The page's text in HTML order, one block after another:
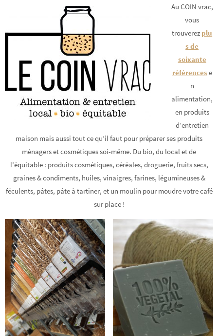
Au COIN vrac,
vous
trouverez plu
s de
soixante
références e
n
alimentation,
en produits
d’entretien
maison mais aussi tout ce qu’il faut pour préparer ses produits
ménagers et cosmétiques soi-même. Du bio, du local et de
l’équitable : produits cosmétiques, céréales, droguerie, fruits secs,
graines & condiments, huiles, vinaigres, farines, légumineuses &
féculents, pâtes, pâte à tartiner, et un moulin pour moudre votre café
sur place !